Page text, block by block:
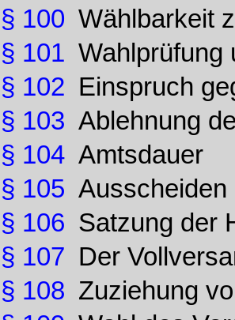
§ 100
§ 101
§ 102
§ 103
§ 104
§ 105
§ 106
§ 107
§ 108
Wählbarkeit
Wahlprüfung
Einspruch
Ablehnung
Amtsdauer
Ausscheiden
Satzung der
Der
Zuziehung